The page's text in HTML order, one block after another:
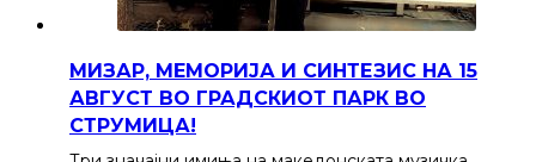
МИЗАР, МЕМОРИЈА И СИНТЕЗИС НА 15
АВГУСТ ВО ГРАДСКИОТ ПАРК ВО
СТРУМИЦА!